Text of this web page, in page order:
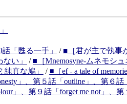
「甦る一手」 / ■［君が主で執事
い」 / ■［Mnemosyne-ムネモシ
真な鳩」 / ■［ef - a tale of
」、第５話「outline」、第６話
」、第９話「forget me not」、